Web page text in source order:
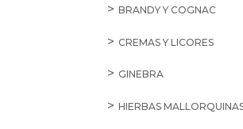
BRANDY Y COGNAC
CREMAS Y LICORES
GINEBRA
HIERBAS